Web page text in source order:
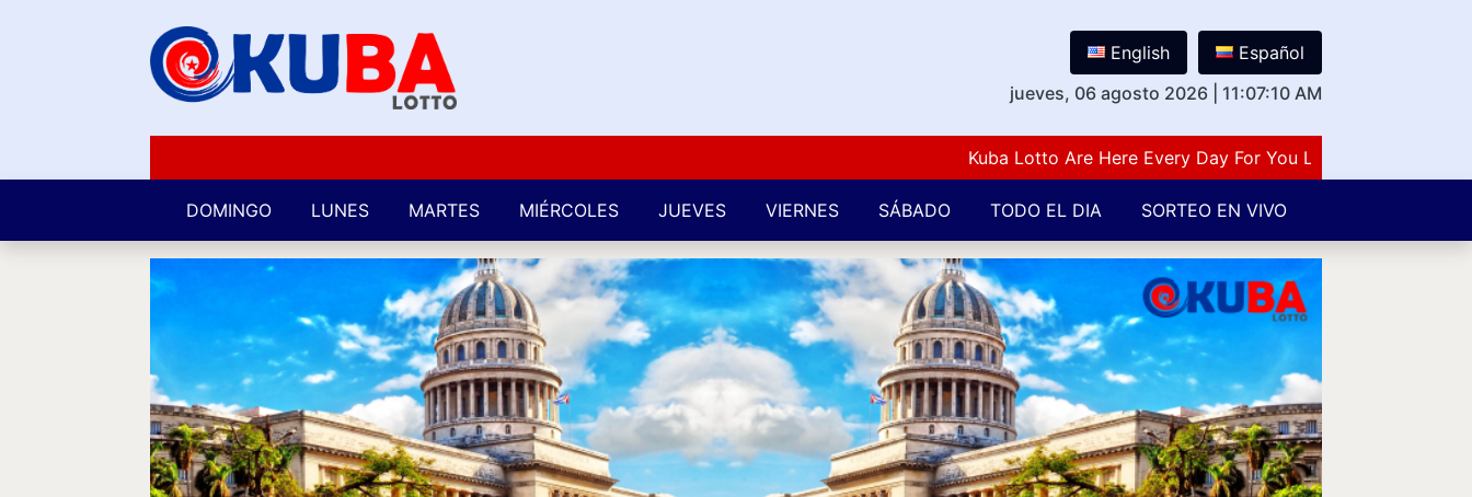
English
Español
jueves, 06 agosto 2026
|11:07:11 AM
Kuba Lotto Are Here Every Day For You Lovers Of Number
DOMINGO LUNES MARTES MIÉRCOLES JUEVES VIERNES SÁBADO TODO EL DIA SORTEO EN VIVO